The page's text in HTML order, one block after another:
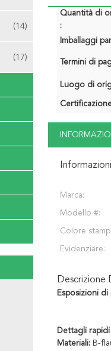
(14)
(17)
Quantità di
:
Imballaggi
Termini di
Luogo di
Marca:
Modello #:
Colore
Evidenziare:
Esposizioni
Dettagli
Materiali: B-